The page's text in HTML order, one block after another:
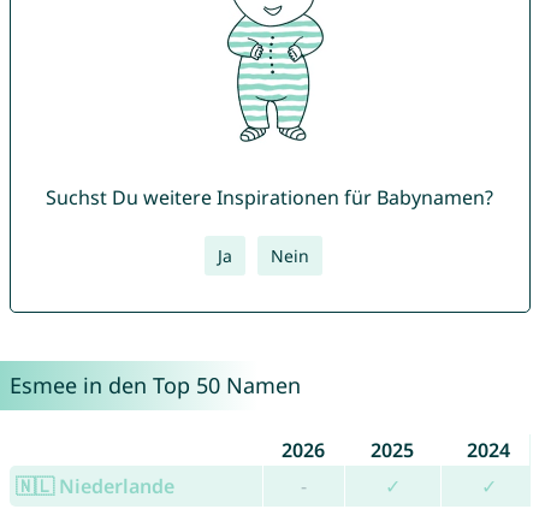
Suchst Du weitere Inspirationen für Babynamen?
Ja Nein
Esmee in den Top 50 Namen
2026 2025
2024
🇳🇱 Niederlande
- ✓ ✓